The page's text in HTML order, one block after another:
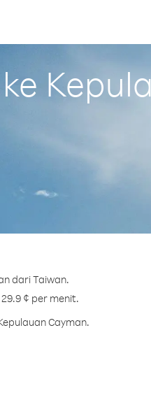
dari Taiwan.
¢ per menit.
Cayman.